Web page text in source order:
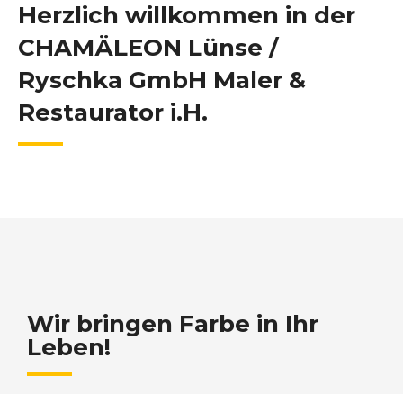
Herzlich willkommen in der
CHAMÄLEON Lünse /
Ryschka GmbH Maler &
Restaurator i.H.
Wir bringen Farbe in Ihr
Leben!